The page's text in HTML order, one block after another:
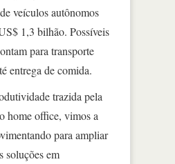
veículos autônomos
1,3 bilhão. Possíveis
para transporte
entrega de comida.
trazida pela
home office, vimos a
para ampliar
soluções em